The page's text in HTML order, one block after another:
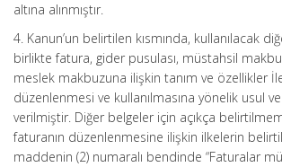
altına alınmıştır.
4. Kanun’un belirtilen kısmında, kullanılacak
birlikte fatura, gider pusulası, müstahsil
meslek makbuzuna ilişkin tanım ve özellikler
düzenlenmesi ve kullanılmasına yönelik usul
verilmiştir. Diğer belgeler için açıkça
faturanın düzenlenmesine ilişkin ilkelerin
maddenin (2) numaralı bendinde “Faturalar